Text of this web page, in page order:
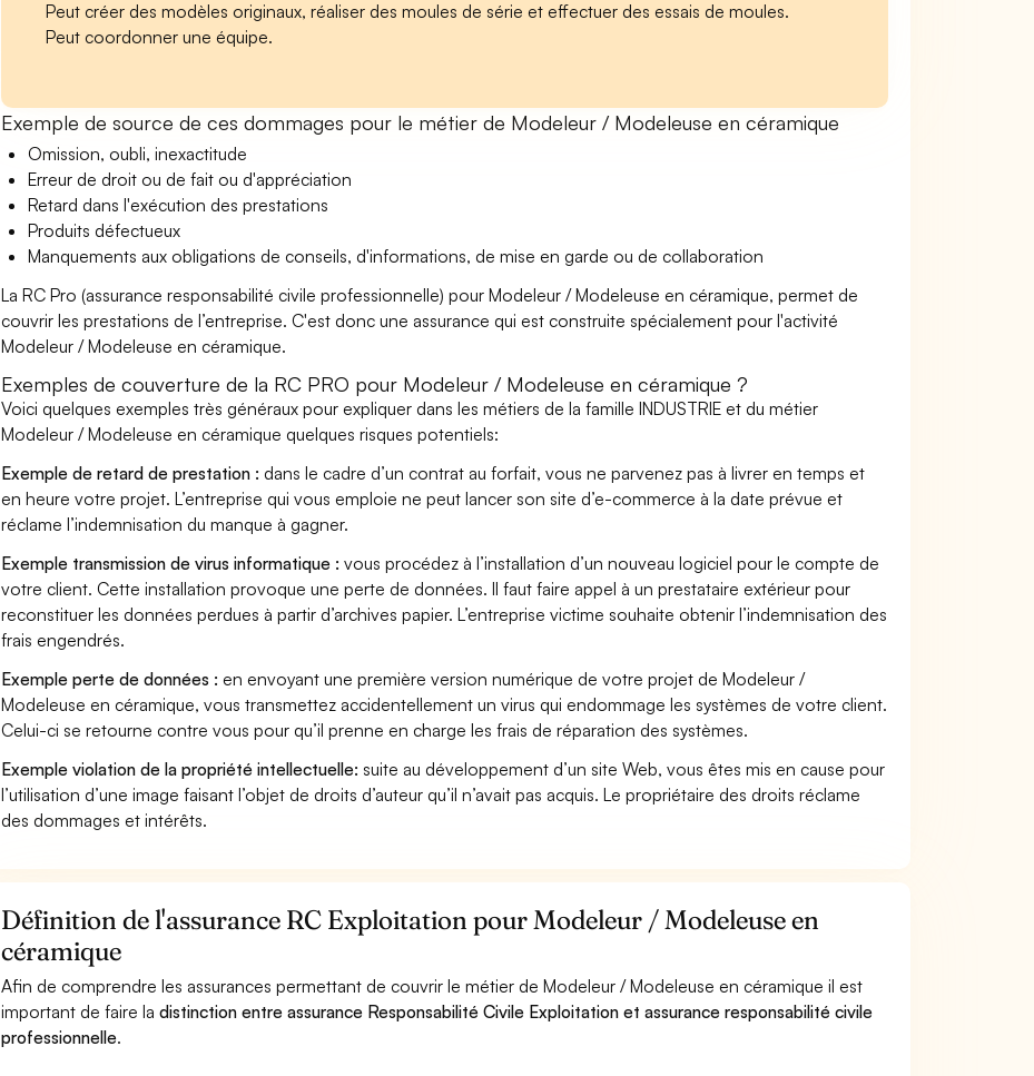
Peut créer des modèles originaux, réaliser des moules de série et effectuer des essais de moules.
Peut coordonner une équipe.
Exemple de source de ces dommages pour le métier de Modeleur / Modeleuse en céramique
Omission, oubli, inexactitude
Erreur de droit ou de fait ou d'appréciation
Retard dans l'exécution des prestations
Produits défectueux
Manquements aux obligations de conseils, d'informations, de mise en garde ou de collaboration
La RC Pro (assurance responsabilité civile professionnelle) pour Modeleur / Modeleuse en céramique, permet de
couvrir les prestations de l’entreprise. C'est donc une assurance qui est construite spécialement pour l'activité
Modeleur / Modeleuse en céramique.
Exemples de couverture de la RC PRO pour Modeleur / Modeleuse en céramique ?
Voici quelques exemples très généraux pour expliquer dans les métiers de la famille INDUSTRIE et du métier
Modeleur / Modeleuse en céramique quelques risques potentiels:
Exemple de retard de prestation : dans le cadre d’un contrat au forfait, vous ne parvenez pas à livrer en temps et
en heure votre projet. L’entreprise qui vous emploie ne peut lancer son site d’e-commerce à la date prévue et
réclame l’indemnisation du manque à gagner.
Exemple transmission de virus informatique : vous procédez à l’installation d’un nouveau logiciel pour le compte de
votre client. Cette installation provoque une perte de données. Il faut faire appel à un prestataire extérieur pour
reconstituer les données perdues à partir d’archives papier. L’entreprise victime souhaite obtenir l’indemnisation des
frais engendrés.
Exemple perte de données : en envoyant une première version numérique de votre projet de Modeleur /
Modeleuse en céramique, vous transmettez accidentellement un virus qui endommage les systèmes de votre client.
Celui-ci se retourne contre vous pour qu’il prenne en charge les frais de réparation des systèmes.
Exemple violation de la propriété intellectuelle: suite au développement d’un site Web, vous êtes mis en cause pour
l’utilisation d’une image faisant l’objet de droits d’auteur qu’il n’avait pas acquis. Le propriétaire des droits réclame
des dommages et intérêts.
Définition de l'assurance RC Exploitation pour Modeleur / Modeleuse en
céramique
Afin de comprendre les assurances permettant de couvrir le métier de Modeleur / Modeleuse en céramique il est
important de faire ladistinction entre assurance Responsabilité Civile Exploitation et assurance responsabilité civile
professionnelle.